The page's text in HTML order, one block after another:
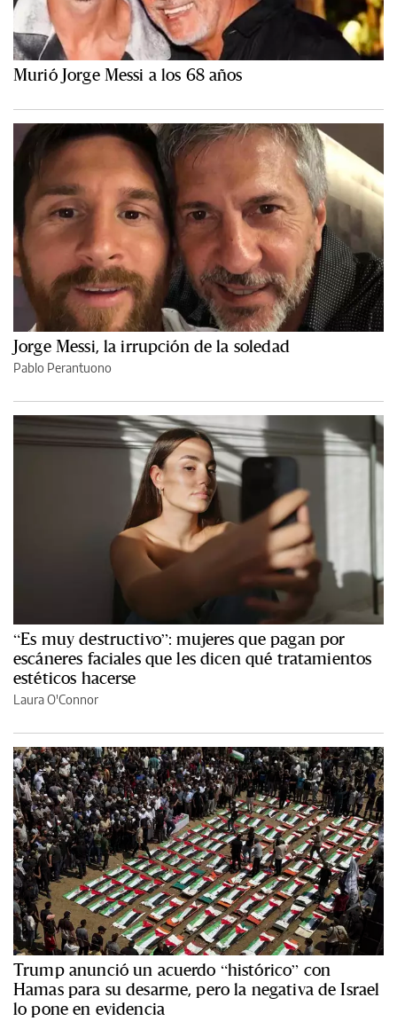
Murió Jorge Messi a los 68 años
Jorge Messi, la irrupción de la soledad
Pablo Perantuono
“Es muy destructivo”: mujeres que pagan por
escáneres faciales que les dicen qué tratamientos
estéticos hacerse
Laura O'Connor
Trump anunció un acuerdo “histórico” con
Hamas para su desarme, pero la negativa de Israel
lo pone en evidencia